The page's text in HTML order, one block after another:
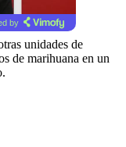
by
unidades de
de marihuana en un